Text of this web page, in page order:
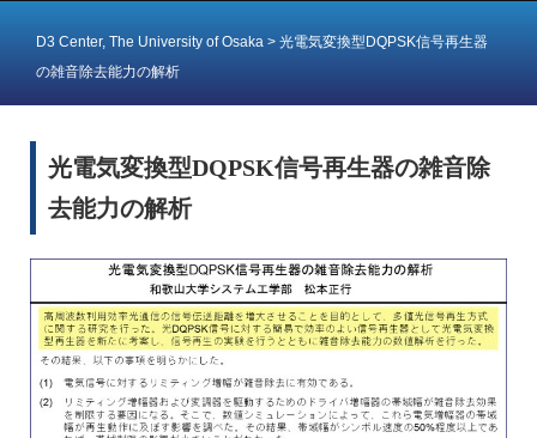
D3 Center, The University of Osaka > 光電気変換型DQPSK信号再生器
の雑音除去能力の解析
光電気変換型DQPSK信号再生器の雑音除
去能力の解析